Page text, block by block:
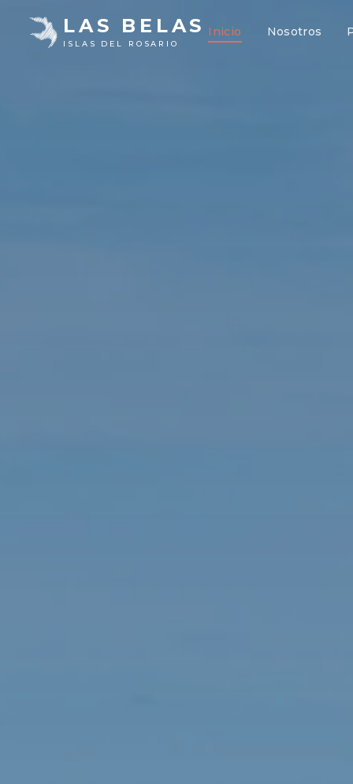
LAS BELAS
ISLAS DEL ROSARIO
Inicio Nosotros